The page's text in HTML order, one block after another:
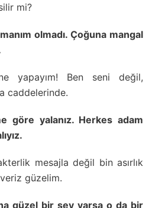
mi?
olmadı. Çoğuna mangal
yapayım! Ben seni değil,
caddelerinde.
göre yalanız. Herkes adam
mesajla değil bin asırlık
güzelim.
güzel bir şey varsa o da bir